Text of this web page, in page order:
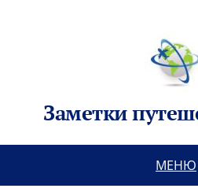
Заметки
МЕНЮ